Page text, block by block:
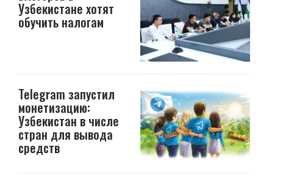
Узбекистане хотят
обучить налогам
Telegram запустил
монетизацию:
Узбекистан в числе
стран для вывода
средств